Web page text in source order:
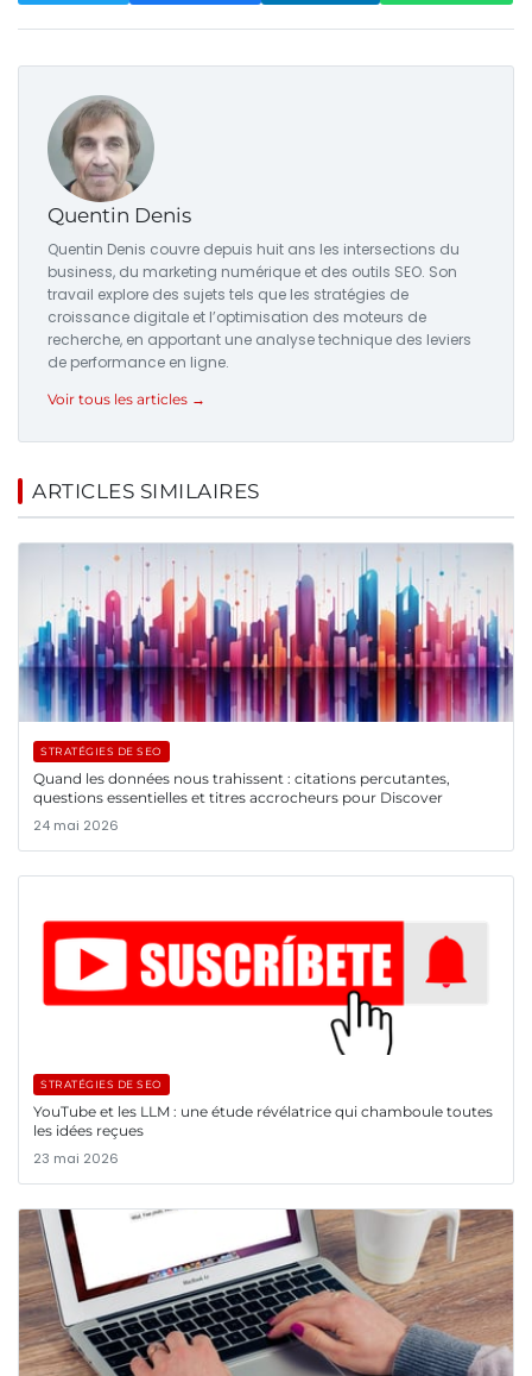
Quentin Denis
Quentin Denis couvre depuis huit ans les intersections du
business, du marketing numérique et des outils SEO. Son
travail explore des sujets tels que les stratégies de
croissance digitale et l’optimisation des moteurs de
recherche, en apportant une analyse technique des leviers
de performance en ligne.
Voir tous les articles →
ARTICLES SIMILAIRES
STRATÉGIES DE SEO
Quand les données nous trahissent : citations percutantes,
questions essentielles et titres accrocheurs pour Discover
24 mai 2026
STRATÉGIES DE SEO
YouTube et les LLM : une étude révélatrice qui chamboule toutes
les idées reçues
23 mai 2026